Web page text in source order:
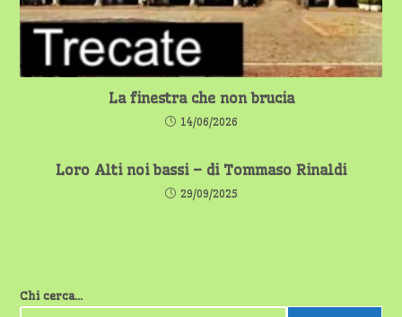
La finestra che non brucia
14/06/2026
Loro Alti noi bassi – di Tommaso Rinaldi
29/09/2025
Chi cerca...